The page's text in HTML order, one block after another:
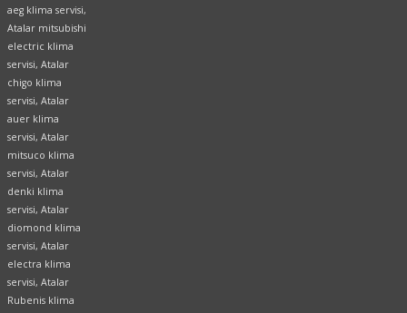
aeg klima servisi,
Atalar mitsubishi
electric klima
servisi, Atalar
chigo klima
servisi, Atalar
auer klima
servisi, Atalar
mitsuco klima
servisi, Atalar
denki klima
servisi, Atalar
diomond klima
servisi, Atalar
electra klima
servisi, Atalar
Rubenis klima